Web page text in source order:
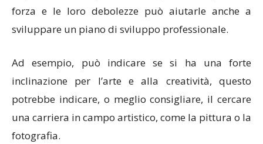
forza e le loro debolezze può aiutarle anche a
sviluppare un piano di sviluppo professionale.
Ad esempio, può indicare se si ha una forte
inclinazione per l’arte e alla creatività, questo
potrebbe indicare, o meglio consigliare, il cercare
una carriera in campo artistico, come la pittura o la
fotografia.